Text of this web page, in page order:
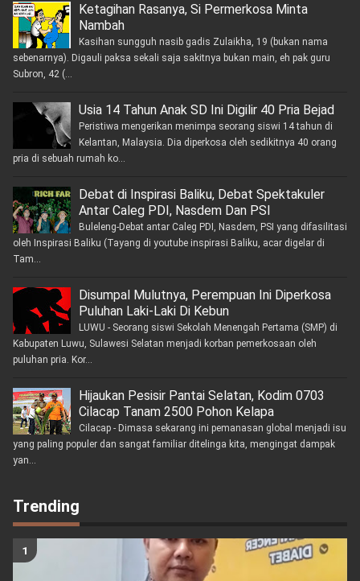
Ketagihan Rasanya, Si Permerkosa Minta
Nambah
Kasihan sungguh nasib gadis Zulaikha, 19 (bukan nama
sebenarnya). Digauli paksa sekali saja sakitnya bukan main, eh pak guru
Subron, 42 (...
Usia 14 Tahun Anak SD Ini Digilir 40 Pria Bejad
Peristiwa mengerikan menimpa seorang siswi 14 tahun di
Kelantan, Malaysia. Dia diperkosa oleh sedikitnya 40 orang
pria di sebuah rumah ko...
Debat di Inspirasi Baliku, Debat Spektakuler
Antar Caleg PDI, Nasdem Dan PSI
Buleleng-Debat antar Caleg PDI, Nasdem, PSI yang difasilitasi
oleh Inspirasi Baliku (Tayang di youtube inspirasi Baliku, acar digelar di
Tam...
Disumpal Mulutnya, Perempuan Ini Diperkosa
Puluhan Laki-Laki Di Kebun
LUWU - Seorang siswi Sekolah Menengah Pertama (SMP) di
Kabupaten Luwu, Sulawesi Selatan menjadi korban pemerkosaan oleh
puluhan pria. Kor...
Hijaukan Pesisir Pantai Selatan, Kodim 0703
Cilacap Tanam 2500 Pohon Kelapa
Cilacap - Dimasa sekarang ini pemanasan global menjadi isu
yang paling populer dan sangat familiar ditelinga kita, mengingat dampak
yan...
Trending